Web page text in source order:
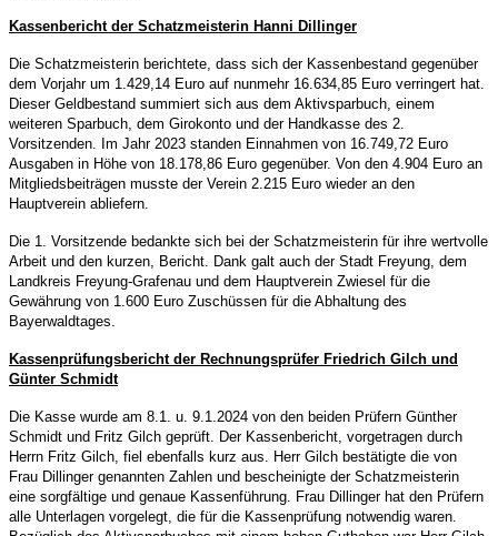
Kassenbericht der Schatzmeisterin Hanni Dillinger
Die Schatzmeisterin berichtete, dass sich der Kassenbestand gegenüber
dem Vorjahr um 1.429,14 Euro auf nunmehr 16.634,85 Euro verringert hat.
Dieser Geldbestand summiert sich aus dem Aktivsparbuch, einem
weiteren Sparbuch, dem Girokonto und der Handkasse des 2.
Vorsitzenden. Im Jahr 2023 standen Einnahmen von 16.749,72 Euro
Ausgaben in Höhe von 18.178,86 Euro gegenüber. Von den 4.904 Euro an
Mitgliedsbeiträgen musste der Verein 2.215 Euro wieder an den
Hauptverein abliefern.
Die 1. Vorsitzende bedankte sich bei der Schatzmeisterin für ihre wertvolle
Arbeit und den kurzen, Bericht. Dank galt auch der Stadt Freyung, dem
Landkreis Freyung-Grafenau und dem Hauptverein Zwiesel für die
Gewährung von 1.600 Euro Zuschüssen für die Abhaltung des
Bayerwaldtages.
Kassenprüfungsbericht der Rechnungsprüfer Friedrich Gilch und
Günter Schmidt
Die Kasse wurde am 8.1. u. 9.1.2024 von den beiden Prüfern Günther
Schmidt und Fritz Gilch geprüft. Der Kassenbericht, vorgetragen durch
Herrn Fritz Gilch, fiel ebenfalls kurz aus. Herr Gilch bestätigte die von
Frau Dillinger genannten Zahlen und bescheinigte der Schatzmeisterin
eine sorgfältige und genaue Kassenführung. Frau Dillinger hat den Prüfern
alle Unterlagen vorgelegt, die für die Kassenprüfung notwendig waren.